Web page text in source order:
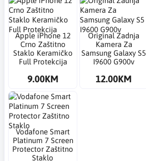
Apple iPhone 12
Crno Zaštitno
Staklo Keramičko
Full Protekcija
9.00KM
Original Zadnja
Kamera Za
Samsung Galaxy S5
I9600 G900v
12.00KM
Vodafone Smart
Platinum 7 Screen
Protector Zaštitno
Staklo